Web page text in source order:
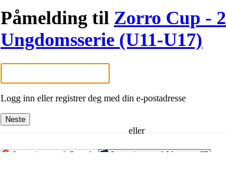
Påmelding til Zorro Cup - 2
Ungdomsserie (U11-U17)
Logg inn eller registrer deg med din e-postadresse
Neste
eller
Logg inn med Google Logg inn med Idrettens ID